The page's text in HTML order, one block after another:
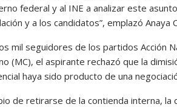
federal y al INE a analizar este
y a los candidatos”, emplazó Anaya
mil seguidores de los partidos Acción
(MC), el aspirante rechazó que la
haya sido producto de una
de retirarse de la contienda interna, la